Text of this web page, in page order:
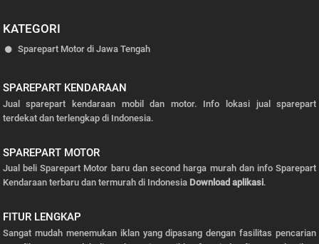
KATEGORI
Sparepart Motor di Jawa Tengah
SPAREPART KENDARAAN
Jual sparepart kendaraan mobil dan motor. Info lokasi jual sparepart
terdekat dan terlengkap di Indonesia.
SPAREPART MOTOR
Jual beli Sparepart Motor baru dan second harga murah dan info Sparepart
Kendaraan terbaru dan termurah di Indonesia Download aplikasi.
FITUR LENGKAP
Sangat mudah menemukan iklan yang dipasang dengan fasilitas pencarian